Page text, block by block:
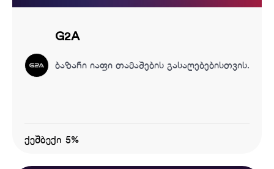
G2A
ბაზარი იაფი თამაშების გასაღებებისთვის.
ქეშბექი 5%